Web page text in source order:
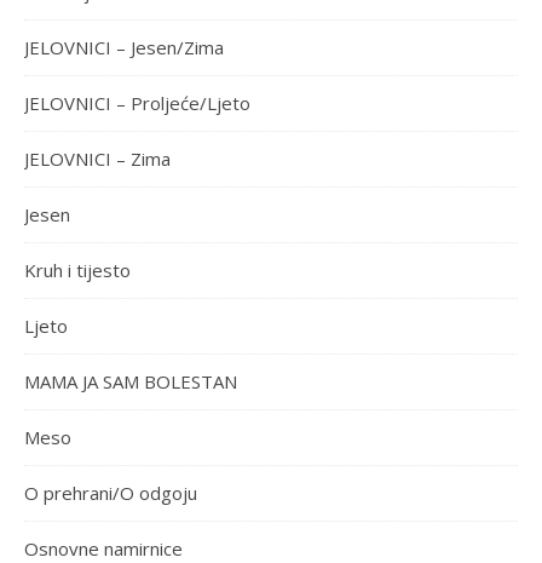
JELOVNICI – Jesen/Zima
JELOVNICI – Proljeće/Ljeto
JELOVNICI – Zima
Jesen
Kruh i tijesto
Ljeto
MAMA JA SAM BOLESTAN
Meso
O prehrani/O odgoju
Osnovne namirnice